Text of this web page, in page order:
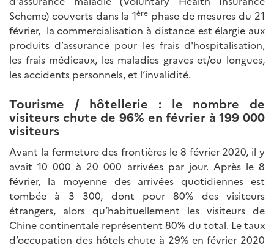
Scheme) couverts dans la 1ère phase de mesures du 21
février, la commercialisation à distance est élargie aux
produits d’assurance pour les frais d'hospitalisation,
les frais médicaux, les maladies graves et/ou longues,
les accidents personnels, et l’invalidité.
Tourisme / hôtellerie : le nombre de
visiteurs chute de 96% en février à 199 000
visiteurs
Avant la fermeture des frontières le 8 février 2020, il y
avait 10 000 à 20 000 arrivées par jour. Après le 8
février, la moyenne des arrivées quotidiennes est
tombée à 3 300, dont pour 80% des visiteurs
étrangers, alors qu’habituellement les visiteurs de
Chine continentale représentent 80% du total. Le taux
d’occupation des hôtels chute à 29% en février 2020